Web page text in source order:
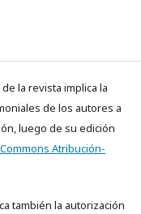
la revista implica la
de los autores a
luego de su edición
Atribución-
también la autorización